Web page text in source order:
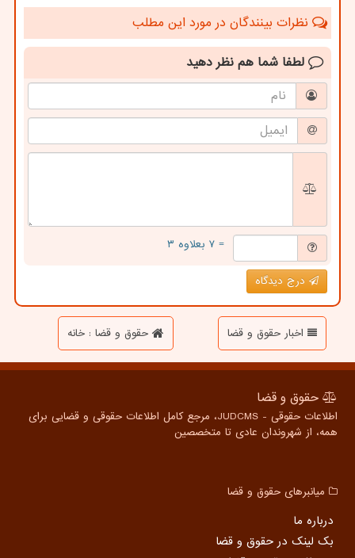
نظرات بینندگان در مورد این مطلب
لطفا شما هم نظر دهید
= ۷ بعلاوه ۳
درج دیدگاه
اخبار حقوق و قضا حقوق و قضا : خانه
حقوق و قضا
اطلاعات حقوقی - JUDCMS، مرجع کامل اطلاعات حقوقی و قضایی برای
همه، از شهروندان عادی تا متخصصین
میانبرهای حقوق و قضا
درباره ما
بک لینک در حقوق و قضا